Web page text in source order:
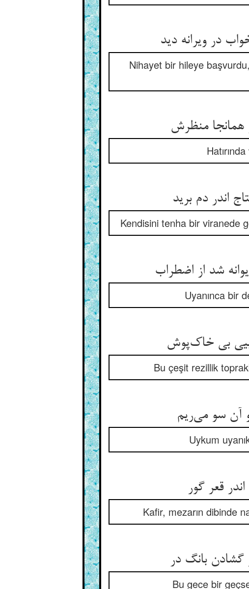
Nihayet bir hileye
Kendisini tenha bir viranede
Uyanınca bir
Bu çeşit rezillik
Uykum
Kafir, mezarın dibinde
Bu gece bir